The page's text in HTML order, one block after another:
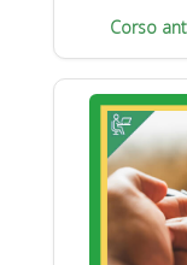
Corso